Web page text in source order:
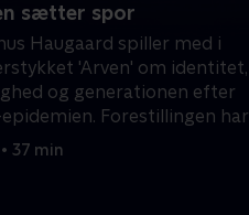
sætter spor
Haugaard spiller med i
'Arven' om identitet,
og generationen efter
Forestillingen har
rørt ham til tårer.
• 37 min